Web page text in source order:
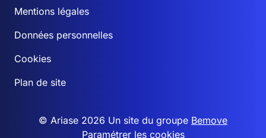
Mentions légales
Données personnelles
Cookies
Plan de site
© Ariase 2026 Un site du groupe Bemove
Paramétrer les cookies